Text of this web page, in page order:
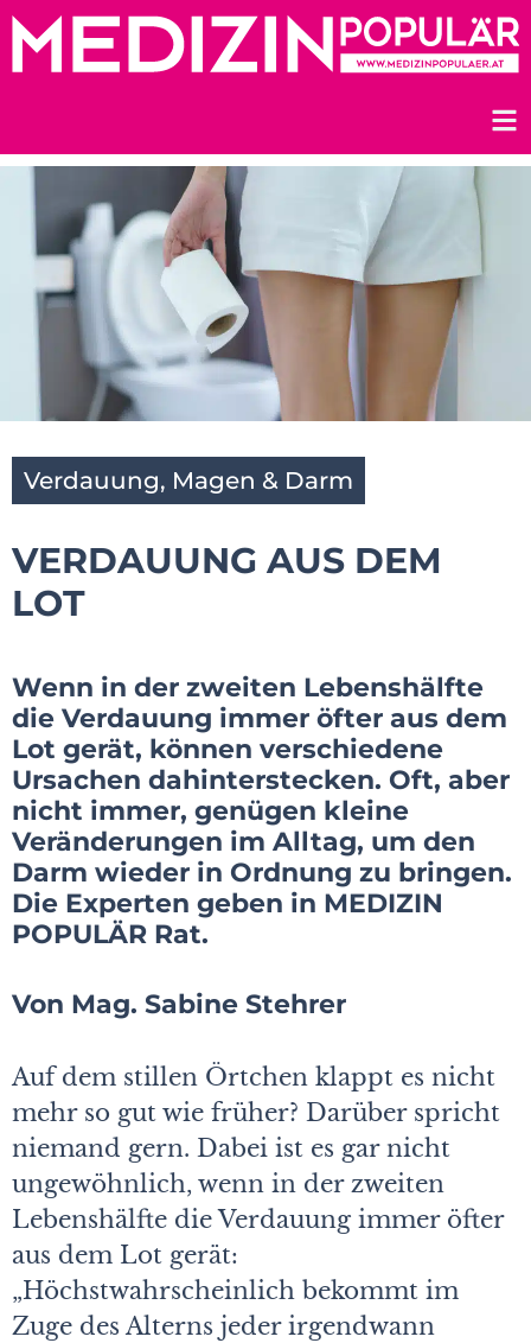
Zum
Inhalt
Verdauung, Magen & Darm
VERDAUUNG AUS DEM
LOT
Wenn in der zweiten Lebenshälfte
die Verdauung immer öfter aus dem
Lot gerät, können verschiedene
Ursachen dahinterstecken. Oft, aber
nicht immer, genügen kleine
Veränderungen im Alltag, um den
Darm wieder in Ordnung zu bringen.
Die Experten geben in MEDIZIN
POPULÄR Rat.
Von Mag. Sabine Stehrer
Auf dem stillen Örtchen klappt es nicht
mehr so gut wie früher? Darüber spricht
niemand gern. Dabei ist es gar nicht
ungewöhnlich, wenn in der zweiten
Lebenshälfte die Verdauung immer öfter
aus dem Lot gerät:
„Höchstwahrscheinlich bekommt im
Zuge des Alterns jeder irgendwann